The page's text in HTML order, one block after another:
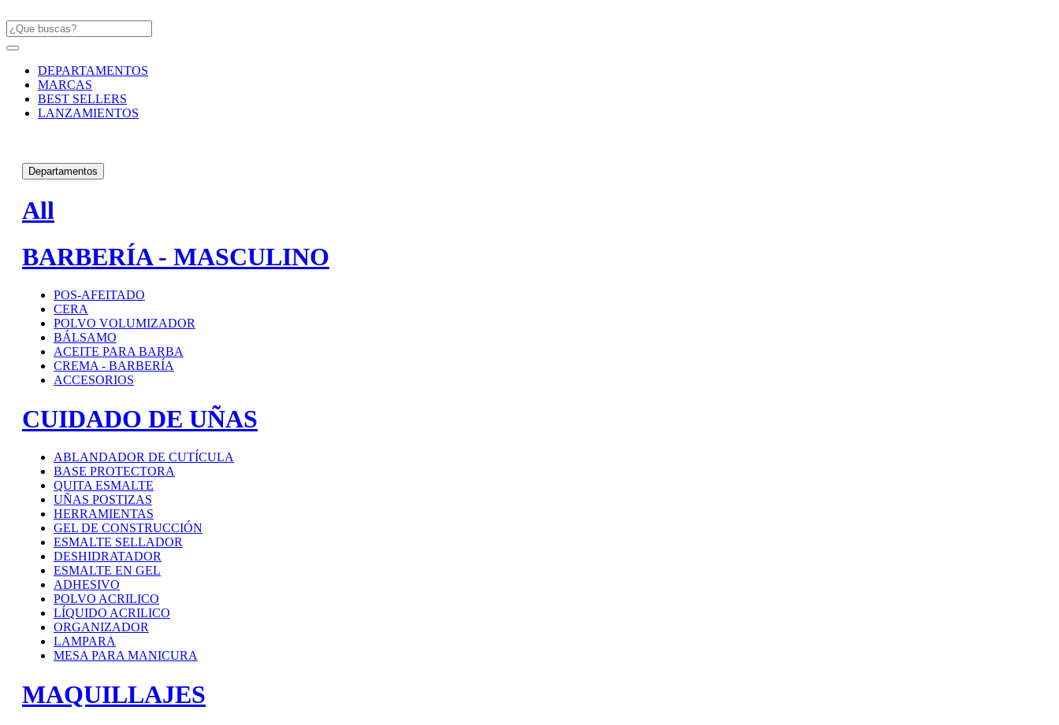
DEPARTAMENTOS
MARCAS
BEST SELLERS
LANZAMIENTOS
Departamentos
All
BARBERÍA - MASCULINO
POS-AFEITADO
CERA
POLVO VOLUMIZADOR
BÁLSAMO
ACEITE PARA BARBA
CREMA - BARBERÍA
ACCESORIOS
CUIDADO DE UÑAS
ABLANDADOR DE CUTÍCULA
BASE PROTECTORA
QUITA ESMALTE
UÑAS POSTIZAS
HERRAMIENTAS
GEL DE CONSTRUCCIÓN
ESMALTE SELLADOR
DESHIDRATADOR
ESMALTE EN GEL
ADHESIVO
POLVO ACRILICO
LÍQUIDO ACRILICO
ORGANIZADOR
LAMPARA
MESA PARA MANICURA
MAQUILLAJES